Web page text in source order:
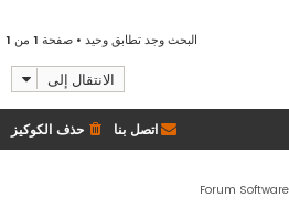
البحث وجد تطابق وحيد • صفحة 1 من 1
الانتقال إلى
حذف الكوكيز اتصل بنا